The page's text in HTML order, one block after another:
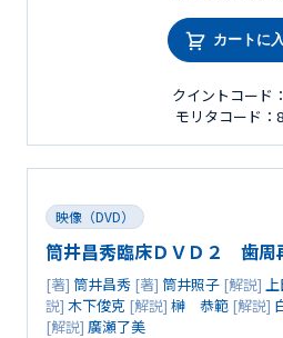
カートに
クイントコード
モリタコード：
映像（DVD）
筒井昌秀臨床ＤＶＤ２ 歯周
[著] 筒井昌秀 [著] 筒井照子 [解説] 上
説] 木下俊克 [解説] 榊 恭範 [解説]
[解説] 廣瀬了美